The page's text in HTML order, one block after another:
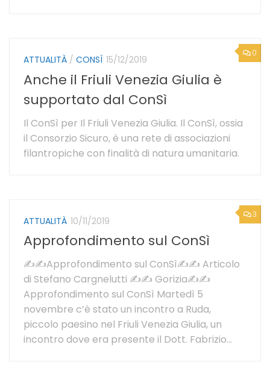
0
ATTUALITÀ / CONSÌ 15/12/2019
Anche il Friuli Venezia Giulia è
supportato dal ConSì
Il ConSì per Il Friuli Venezia Giulia. Il ConSì, ossia
il Consorzio Sicuro, è una rete di associazioni
filantropiche con finalità di natura umanitaria.
3
ATTUALITÀ 10/11/2019
Approfondimento sul ConSì
✍✍Approfondimento sul ConSì✍✍ Articolo
di Stefano Cargnelutti ✍✍ Gorizia✍✍
Approfondimento sul ConSì Martedì 5
novembre c’è stato un incontro a Ruda,
piccolo paesino nel Friuli Venezia Giulia, un
incontro dove era presente il Dott. Fabrizio...